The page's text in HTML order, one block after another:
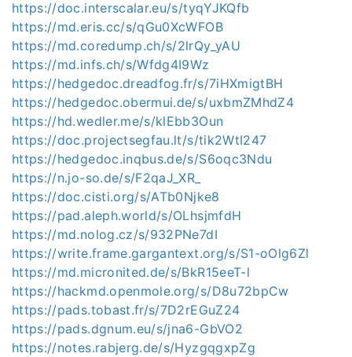
https://doc.interscalar.eu/s/tyqYJKQfb
https://md.eris.cc/s/qGu0XcWFOB
https://md.coredump.ch/s/2lrQy_yAU
https://md.infs.ch/s/Wfdg4I9Wz
https://hedgedoc.dreadfog.fr/s/7iHXmigtBH
https://hedgedoc.obermui.de/s/uxbmZMhdZ4
https://hd.wedler.me/s/klEbb3Oun
https://doc.projectsegfau.lt/s/tik2WtI247
https://hedgedoc.inqbus.de/s/S6oqc3Ndu
https://n.jo-so.de/s/F2qaJ_XR_
https://doc.cisti.org/s/ATb0Njke8
https://pad.aleph.world/s/OLhsjmfdH
https://md.nolog.cz/s/932PNe7dI
https://write.frame.gargantext.org/s/S1-oOlg6Zl
https://md.micronited.de/s/BkR15eeT-l
https://hackmd.openmole.org/s/D8u72bpCw
https://pads.tobast.fr/s/7D2rEGuZ24
https://pads.dgnum.eu/s/jna6-GbVO2
https://notes.rabjerg.de/s/HyzgqgxpZg